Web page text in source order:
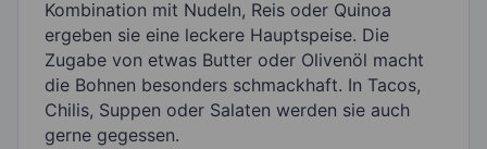
Kombination mit Nudeln, Reis oder Quinoa
ergeben sie eine leckere Hauptspeise. Die
Zugabe von etwas Butter oder Olivenöl macht
die Bohnen besonders schmackhaft. In Tacos,
Chilis, Suppen oder Salaten werden sie auch
gerne gegessen.